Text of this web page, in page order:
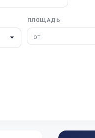
ПЛОЩАДЬ